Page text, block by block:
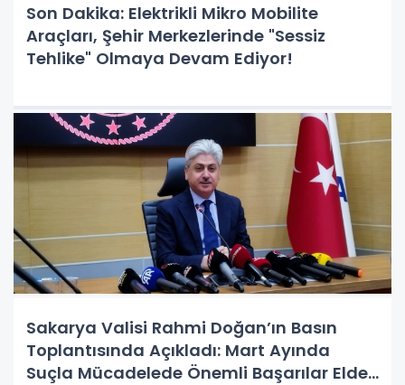
Son Dakika: Elektrikli Mikro Mobilite
Araçları, Şehir Merkezlerinde "Sessiz
Tehlike" Olmaya Devam Ediyor!
Sakarya Valisi Rahmi Doğan’ın Basın
Toplantısında Açıkladı: Mart Ayında
Suçla Mücadelede Önemli Başarılar Elde